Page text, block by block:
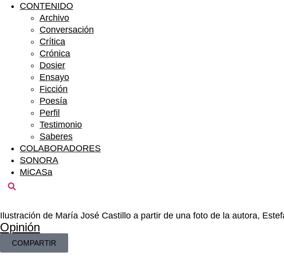
CONTENIDO
Archivo
Conversación
Crítica
Crónica
Dosier
Ensayo
Ficción
Poesía
Perfil
Testimonio
Saberes
COLABORADORES
SONORA
MiCASa
Ilustración de María José Castillo a partir de una foto de la autora,
Opinión
COMPARTIR